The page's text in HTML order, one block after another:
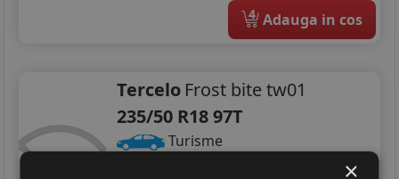
4 Adauga in cos
Tercelo Frost bite tw01
235/50 R18 97T
Turisme
×